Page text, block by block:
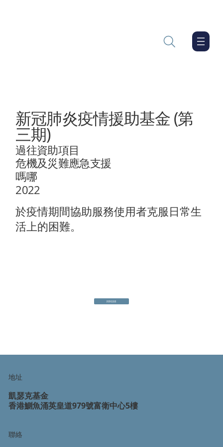
新冠肺炎疫情援助基金 (第
三期)
過往資助項目
危機及災難應急支援
嗎哪
2022
於疫情期間協助服務使用者克服日常生
活上的困難。
回到項目
地址
凱瑟克基金
香港鰂魚涌英皇道979號富衛中心5樓
聯絡